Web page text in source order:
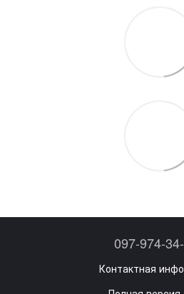
097-974-
Контактная